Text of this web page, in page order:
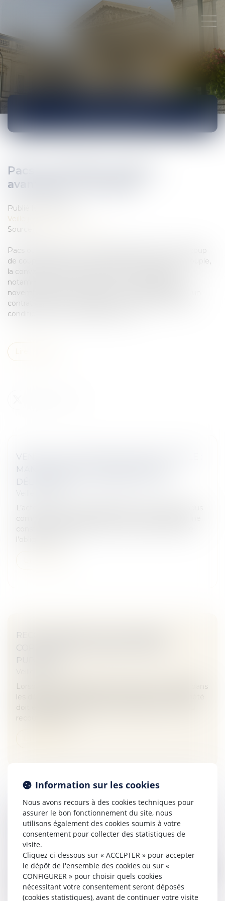
Pacs : convention, rupture,
avantages... Tout savoir
Publié le :
Veille juridique
Source :
Pacs ou mariage ? Le Pacs, quelle définition ? Beaucoup
de couples sont amenés à se poser ces questions. Souple,
la convention d'un Pacs présente des avantages,
notamment lors de sa rupture... Créé par la loi du 15
novembre 1999, le Pacs (pacte civil de solidarité) est un
contrat qui permet à deux personnes majeures, sans
condition de sexe, d'organiser leur vie...
VENTE D’UN TERRAIN INCONSTRUCTIBLE :
MANQUEMENT À L’OBLIGATION DE
DÉLIVRANCE OU VICE CACHÉ ? - EFL
L’acte de vente ne définissant pas les terrains vendus
comme des parcelles à bâtir leur inconstructibilité ne
constitue pas un défaut de conformité relevant de
l’obligation de d...
RECOUVREMENT DES CHARGES DE
COPROPRIÉTÉ IMPAYÉES | SERVICE-
PUBLIC.FR
Lorsqu'un copropriétaire ne paye pas ses charges dans
les délais qui lui sont impartis, le syndic de copropriété
doit engager les démarches nécessaires en vue du
recouvrement de...
RÉVOCATION DE DONATIONS ENTRE
ÉPOUX : APPLICATION DE LA LOI DANS LE
TEMPS - LA GAZETTE DU PALAIS
Veille juridique
L’article 47 III de la loi du 23 juin 2006, qui énonce que
les donations de biens présents faites entre époux
avant le 1erjanvier 2005 demeurent révocables dans
les conditions p...
Information sur les cookies
Nous avons recours à des cookies techniques pour
assurer le bon fonctionnement du site, nous
utilisons également des cookies soumis à votre
consentement pour collecter des statistiques de
visite.
Cliquez ci-dessous sur « ACCEPTER » pour accepter
le dépôt de l'ensemble des cookies ou sur «
CONFIGURER » pour choisir quels cookies
nécessitant votre consentement seront déposés
(cookies statistiques), avant de continuer votre visite